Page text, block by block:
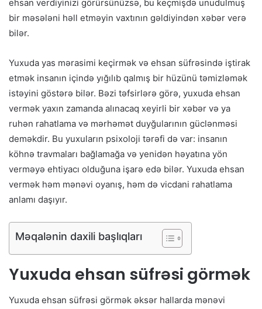
ehsan verdiyinizi görürsünüzsə, bu keçmişdə unudulmuş
bir məsələni həll etməyin vaxtının gəldiyindən xəbər verə
bilər.
Yuxuda yas mərasimi keçirmək və ehsan süfrəsində iştirak
etmək insanın içində yığılıb qalmış bir hüzünü təmizləmək
istəyini göstərə bilər. Bəzi təfsirlərə görə, yuxuda ehsan
vermək yaxın zamanda alınacaq xeyirli bir xəbər və ya
ruhən rahatlama və mərhəmət duyğularının güclənməsi
deməkdir. Bu yuxuların psixoloji tərəfi də var: insanın
köhnə travmaları bağlamağa və yenidən həyatına yön
verməyə ehtiyacı olduğuna işarə edə bilər. Yuxuda ehsan
vermək həm mənəvi oyanış, həm də vicdani rahatlama
anlamı daşıyır.
Məqalənin daxili başlıqları
Yuxuda ehsan süfrəsi görmək
Yuxuda ehsan süfrəsi görmək əksər hallarda mənəvi